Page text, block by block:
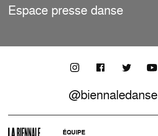
Espace presse danse
@biennaledanse
ÉQUIPE